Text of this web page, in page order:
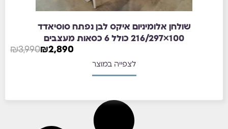
שולחן אלומיניום איקס לבן נפתח סוסיאדד
100×216/297 כולל 6 כסאות מעצבים
₪3,990₪2,890
לצפייה במוצר